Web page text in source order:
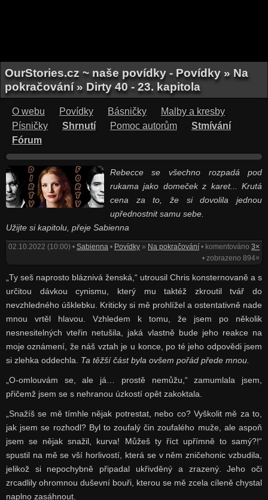
OurStories.cz ~ naše povídky - Povídky » Na
pokračování » Dirty 40 - 23. kapitola
O webu Povídky Básničky
Malby a kresby
Písničky
Shrnutí Pomoc autorům
Stmívání
Fórum
Rebecce se všechno rozpadá pod
rukama jako domeček z karet... Krutá
cena za to, že si dovolila jednou
upřednostnit samu sebe.
Užijte si kapitolu, přeje Sabienna
02.10.2022 (10:00) •Sabienna • Povídky » Na pokračování • komentováno3×
• zobrazeno 894×
„Ty seš naprosto bláznivá ženská,“ utrousil Chris konsternovaně a s
určitou dávkou cynismu, který mu taktéž zkroutil tvář do
nevzhledného úšklebku. Kriticky si mě prohlížel a ostentativně nade
mnou vrtěl hlavou. Vzhledem k tomu, že jsem po několik
nesnesitelných vteřin netušila, jaká vlastně bude jeho reakce na
moje oznámení, že náš vztah je u konce, po té jeho odpovědi jsem
si zlehka oddechla. Ta těžší část byla ovšem pořád přede mnou.
„O-omlouvám se, ale já… prostě nemůžu,“ zamumlala jsem,
přičemž jsem se s nehranou úzkostí opět zakoktala.
„Snažíš se mě tímhle nějak potrestat, nebo co? Vyškolit mě za to,
jak jsem se rozhodl? Byl to zoufalý čin zoufalého muže, ale aspoň
jsem se nějak snažil, kurva! Můžeš ty říct upřímně to samý?!“
spustil na mě se vší horlivostí, která se v něm zničehonic vzbudila,
jelikož si nepochybně připadal ukřivděný a zrazený. Jeho oči
zrcadlily ohromnou duševní bouři, kterou se mě zcela cíleně chystal
naplno zasáhnout.